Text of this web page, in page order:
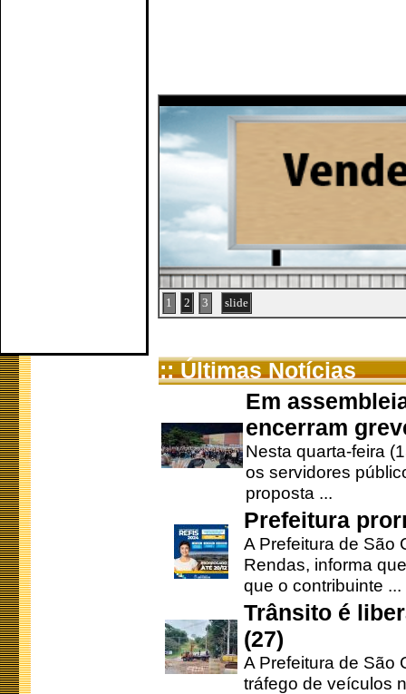
1 2 3 slide
:: Últimas Notícias
Em
encerram
Nesta quarta-feira
os servidores
proposta ...
Prefeitura
A Prefeitura de São
Rendas, informa
que o contribuinte ...
Trânsito é
(27)
A Prefeitura de São
tráfego de veículos